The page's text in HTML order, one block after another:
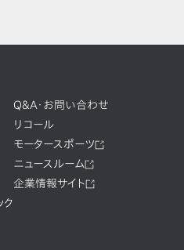
ク
Q&A・お問い合わせ
リコール
モータースポーツ
ニュースルーム
企業情報サイト